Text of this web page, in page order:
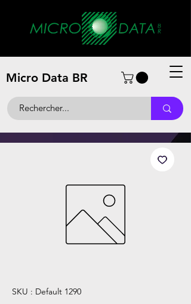
Micro Data BR
SKU : Default 1290